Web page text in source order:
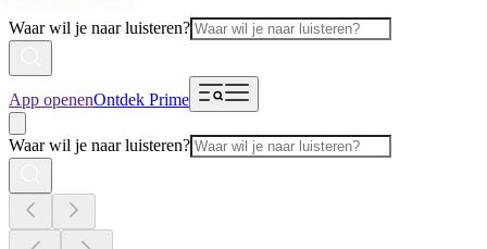
Waar wil je naar luisteren?
App openenOntdek Prime
Waar wil je naar luisteren?